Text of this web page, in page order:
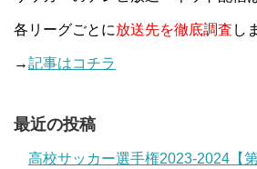
各リーグごとに放送先を徹底調査 し
→記事はコチラ
最近の投稿
高校サッカー選手権2023-2024【